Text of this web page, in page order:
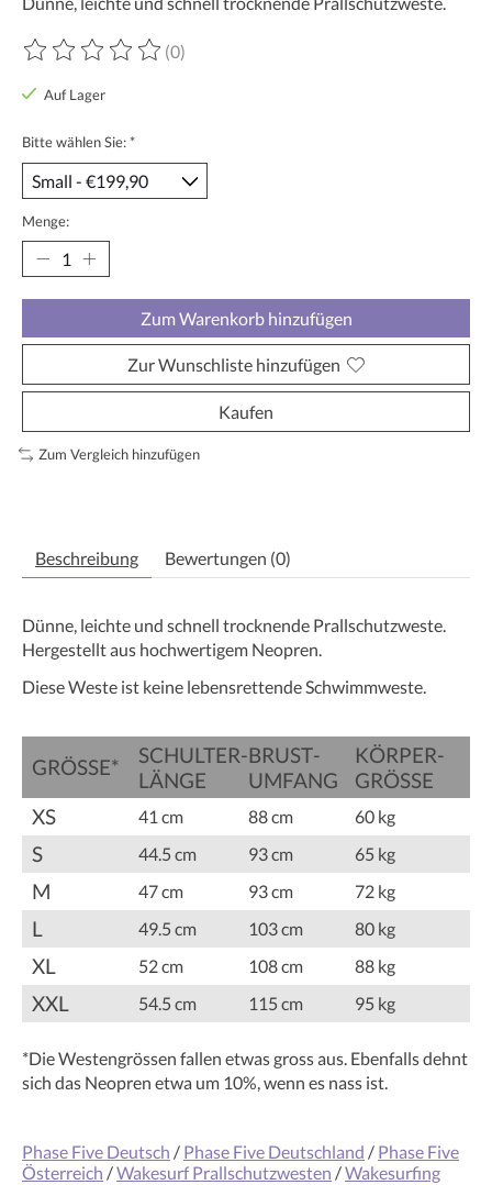
Die Bewertung dieses Produkts ist
(0)
Auf Lager
Bitte wählen Sie:*
Menge:
Zum Warenkorb hinzufügen
Zur Wunschliste hinzufügen
Kaufen
Zum Vergleich hinzufügen
Beschreibung Bewertungen (0)
Dünne, leichte und schnell trocknende Prallschutzweste.
Hergestellt aus hochwertigem Neopren.
Diese Weste ist keine lebensrettende Schwimmweste.
GRÖSSE*
SCHULTER­­
LÄNGE
BRUST­­
UMFANG
KÖRPER­­
GRÖSSE
XS
41 cm 88 cm 60 kg
S 44.5 cm 93 cm 65 kg
M 47 cm 93 cm 72 kg
L 49.5 cm 103 cm 80 kg
XL 52 cm 108 cm 88 kg
XXL 54.5 cm 115 cm 95 kg
*Die Westengrössen fallen etwas gross aus. Ebenfalls dehnt
sich das Neopren etwa um 10%, wenn es nass ist.
Phase Five Deutsch / Phase Five Deutschland / Phase Five
Österreich /Wakesurf Prallschutzwesten /Wakesurfing